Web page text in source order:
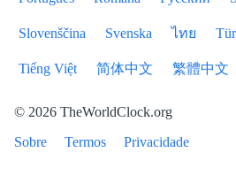
Slovenščina Svenska ไทย
Tiếng Việt 简体中文 繁體中文
© 2026 TheWorldClock.org
Sobre
Termos Privacidade